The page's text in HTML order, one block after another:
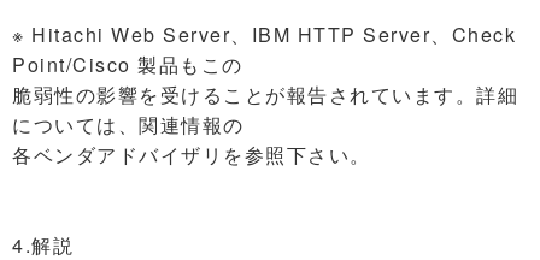
※ Hitachi Web Server、IBM HTTP Server、Check
Point/Cisco 製品もこの
脆弱性の影響を受けることが報告されています。詳細
については、関連情報の
各ベンダアドバイザリを参照下さい。
4.解説